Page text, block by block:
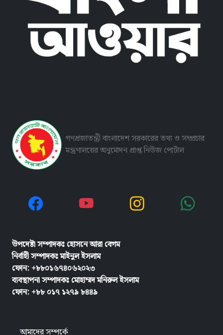
গণপ্রজাতন্ত্রী বাংলাদেশ সরকারের তথ্য ও সম্প্রচার
মন্ত্রণালয়ের অনুমোদন প্রাপ্ত নিউজ পোর্টাল
উপদেষ্টা সম্পাদকঃ হোসনে আরা বেগম
নির্বাহী সম্পাদকঃমাইনুল ইসলাম
ফোন: +৮৮০১৬৭৪০৬২০২৩
ব্যবস্থাপনা সম্পাদকঃ মোহাম্মদ মনিরুল ইসলাম
ফোন: +৮৮ ০১৭ ১২৭৯ ৮৪৪৯
আমাদের সম্পর্কে